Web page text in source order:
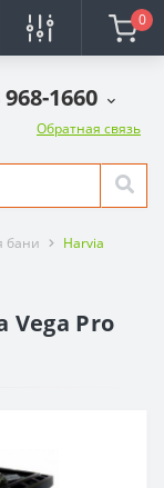
0
1660
Обратная связь
бани Harvia
Vega Pro